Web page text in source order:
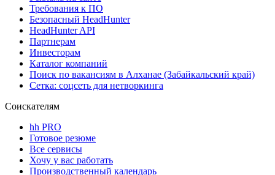
Требования к ПО
Безопасный HeadHunter
HeadHunter API
Партнерам
Инвесторам
Каталог компаний
Поиск по вакансиям в Алханае (Забайкальский край)
Сетка: соцсеть для нетворкинга
Соискателям
hh PRO
Готовое резюме
Все сервисы
Хочу у вас работать
Производственный календарь